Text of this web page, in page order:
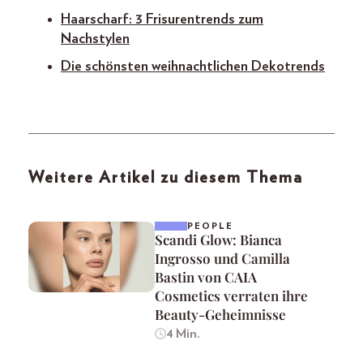
Haarscharf: 3 Frisurentrends zum
Nachstylen
Die schönsten weihnachtlichen Dekotrends
Weitere Artikel zu diesem Thema
PEOPLE
Scandi Glow: Bianca
Ingrosso und Camilla
Bastin von CAIA
Cosmetics verraten ihre
Beauty-Geheimnisse
4 Min.